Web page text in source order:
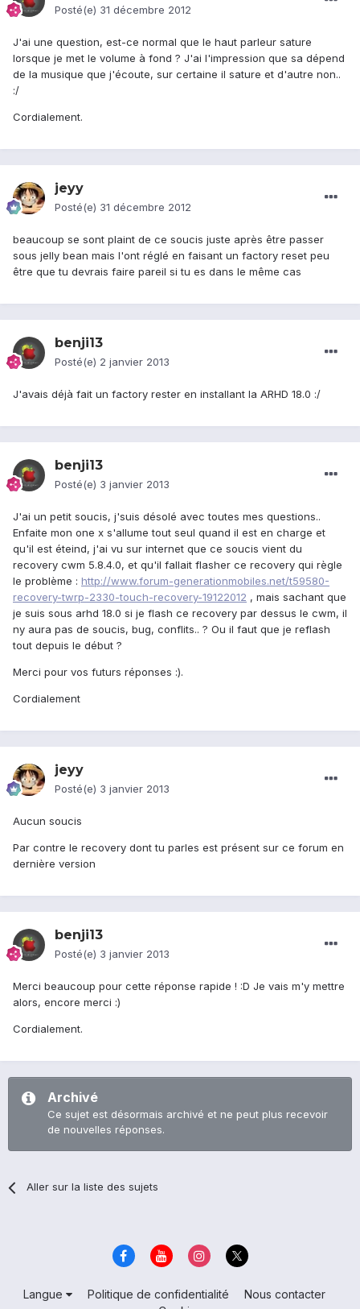
Posté(e) 31 décembre 2012
J'ai une question, est-ce normal que le haut parleur sature
lorsque je met le volume à fond ? J'ai l'impression que sa dépend
de la musique que j'écoute, sur certaine il sature et d'autre non..
:/
Cordialement.
jeyy
Posté(e) 31 décembre 2012
beaucoup se sont plaint de ce soucis juste après être passer
sous jelly bean mais l'ont réglé en faisant un factory reset peu
être que tu devrais faire pareil si tu es dans le même cas
benji13
Posté(e) 2 janvier 2013
J'avais déjà fait un factory rester en installant la ARHD 18.0 :/
benji13
Posté(e) 3 janvier 2013
J'ai un petit soucis, j'suis désolé avec toutes mes questions..
Enfaite mon one x s'allume tout seul quand il est en charge et
qu'il est éteind, j'ai vu sur internet que ce soucis vient du
recovery cwm 5.8.4.0, et qu'il fallait flasher ce recovery qui règle
le problème : http://www.forum-generationmobiles.net/t59580-
recovery-twrp-2330-touch-recovery-19122012 , mais sachant que
je suis sous arhd 18.0 si je flash ce recovery par dessus le cwm, il
ny aura pas de soucis, bug, conflits.. ? Ou il faut que je reflash
tout depuis le début ?
Merci pour vos futurs réponses :).
Cordialement
jeyy
Posté(e) 3 janvier 2013
Aucun soucis
Par contre le recovery dont tu parles est présent sur ce forum en
dernière version
benji13
Posté(e) 3 janvier 2013
Merci beaucoup pour cette réponse rapide ! :D Je vais m'y mettre
alors, encore merci :)
Cordialement.
Archivé
Ce sujet est désormais archivé et ne peut plus recevoir
de nouvelles réponses.
Aller sur la liste des sujets
Langue Politique de confidentialité
Nous contacter